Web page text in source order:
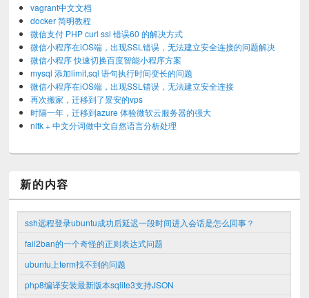
vagrant中文文档
docker 简明教程
微信支付 PHP curl ssl 错误60 的解决方式
微信小程序在iOS端，出现SSL错误，无法建立安全连接的问题解决
微信小程序 快速切换百度智能小程序方案
mysql 添加limit,sql 语句执行时间变长的问题
微信小程序在iOS端，出现SSL错误，无法建立安全连接
再次搬家，迁移到了景安的vps
时隔一年，迁移到azure 体验微软云服务器的强大
nltk + 中文分词做中文自然语言分析处理
新的内容
ssh远程登录ubuntu成功后延迟一段时间进入会话是怎么回事？
fail2ban的一个奇怪的正则表达式问题
ubuntu上term找不到的问题
php8编译安装最新版本sqlite3支持JSON